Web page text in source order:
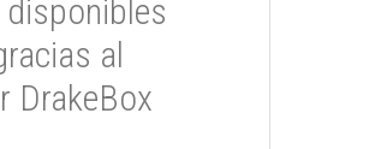
al
DrakeBox